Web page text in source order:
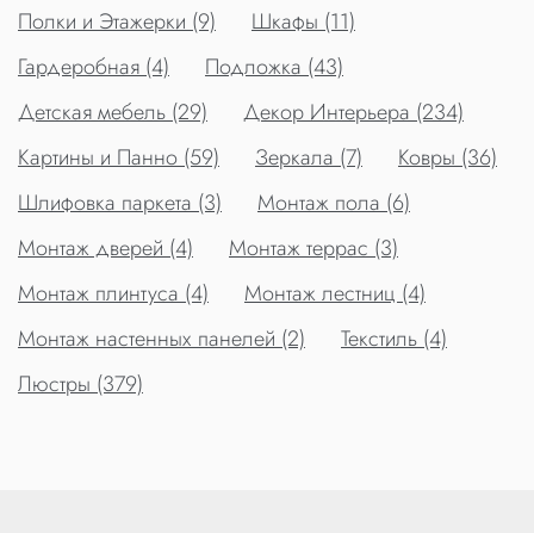
Полки и Этажерки (9)
Шкафы (11)
Гардеробная (4)
Подложка (43)
Детская мебель (29)
Декор Интерьера (234)
Картины и Панно (59)
Зеркала (7)
Ковры (36)
Шлифовка паркета (3)
Монтаж пола (6)
Монтаж дверей (4)
Монтаж террас (3)
Монтаж плинтуса (4)
Монтаж лестниц (4)
Монтаж настенных панелей (2)
Текстиль (4)
Люстры (379)